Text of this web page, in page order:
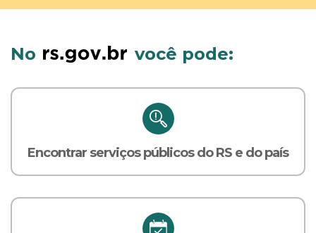
No você pode:
Encontrar serviços públicos do RS e do país